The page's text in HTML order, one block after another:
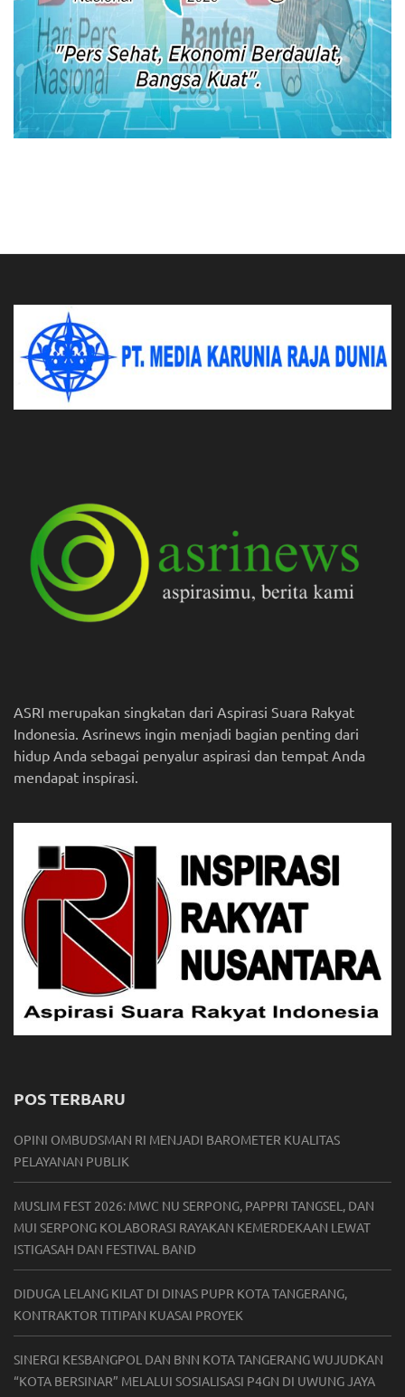
ASRI merupakan singkatan dari Aspirasi Suara Rakyat
Indonesia. Asrinews ingin menjadi bagian penting dari
hidup Anda sebagai penyalur aspirasi dan tempat Anda
mendapat inspirasi.
POS TERBARU
OPINI OMBUDSMAN RI MENJADI BAROMETER KUALITAS
PELAYANAN PUBLIK
MUSLIM FEST 2026: MWC NU SERPONG, PAPPRI TANGSEL, DAN
MUI SERPONG KOLABORASI RAYAKAN KEMERDEKAAN LEWAT
ISTIGASAH DAN FESTIVAL BAND
DIDUGA LELANG KILAT DI DINAS PUPR KOTA TANGERANG,
KONTRAKTOR TITIPAN KUASAI PROYEK
SINERGI KESBANGPOL DAN BNN KOTA TANGERANG WUJUDKAN
“KOTA BERSINAR” MELALUI SOSIALISASI P4GN DI UWUNG JAYA